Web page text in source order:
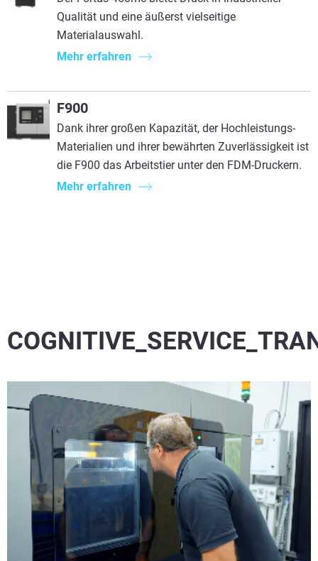
Mehr sehen
Mehr sehen
Qualität und eine äußerst vielseitige
Materialauswahl.
Mehr erfahren
F900
Dank ihrer großen Kapazität, der Hochleistungs-
Materialien und ihrer bewährten Zuverlässigkeit ist
die F900 das Arbeitstier unter den FDM-Druckern.
Mehr erfahren